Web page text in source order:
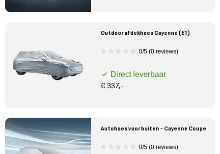
Outdoor afdekhoes Cayenne (E1)
0/5 (0 reviews)
Direct leverbaar
€ 337,-
Autohoes voor buiten - Cayenne Coupe
0/5 (0 reviews)